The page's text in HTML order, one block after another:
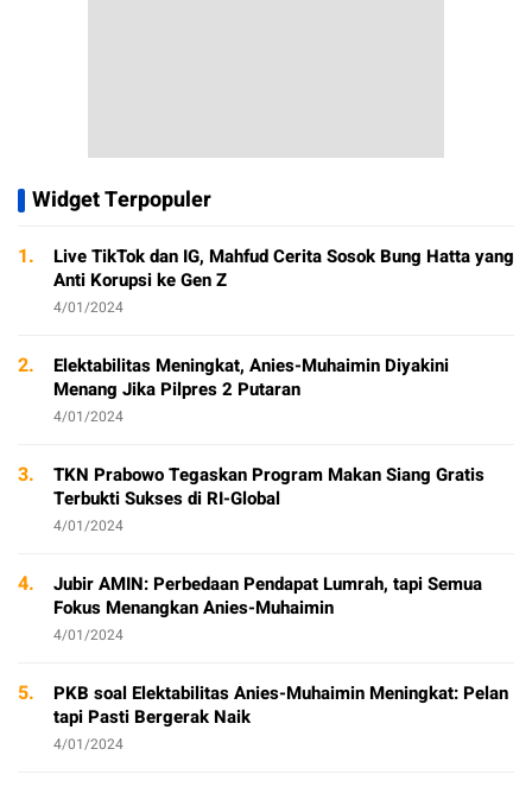
Widget Terpopuler
1.
Live TikTok dan IG, Mahfud Cerita Sosok Bung Hatta yang
Anti Korupsi ke Gen Z
4/01/2024
2.
Elektabilitas Meningkat, Anies-Muhaimin Diyakini
Menang Jika Pilpres 2 Putaran
4/01/2024
3.
TKN Prabowo Tegaskan Program Makan Siang Gratis
Terbukti Sukses di RI-Global
4/01/2024
4.
Jubir AMIN: Perbedaan Pendapat Lumrah, tapi Semua
Fokus Menangkan Anies-Muhaimin
4/01/2024
5.
PKB soal Elektabilitas Anies-Muhaimin Meningkat: Pelan
tapi Pasti Bergerak Naik
4/01/2024